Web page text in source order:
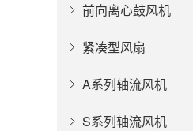
前向离心鼓风机
紧凑型风扇
A系列轴流风机
S系列轴流风机